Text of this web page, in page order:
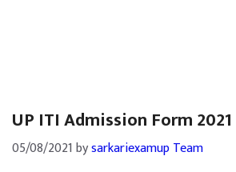
UP ITI Admission Form 2021
05/08/2021bysarkariexamup Team